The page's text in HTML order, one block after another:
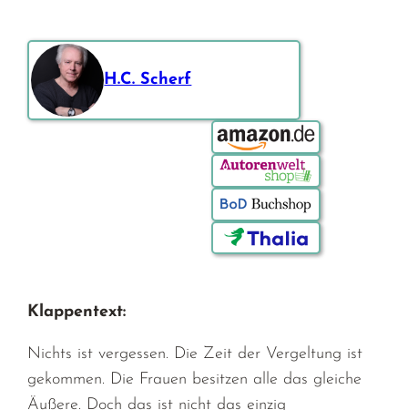
H.C. Scherf
Bestellen über:
Klappentext:
Nichts ist vergessen. Die Zeit der Vergeltung ist
gekommen. Die Frauen besitzen alle das gleiche
Äußere. Doch das ist nicht das einzig